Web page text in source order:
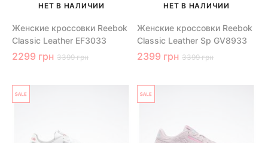
НЕТ В НАЛИЧИИ
Женские кроссовки Reebok
Classic Leather EF3033
2299 грн 3399 грн
НЕТ В НАЛИЧИИ
Женские кроссовки Reebok
Classic Leather Sp GV8933
2399 грн 3399 грн